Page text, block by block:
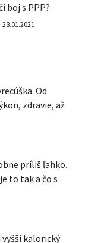
boj s PPP?
28.01.2021
Od
zdravie, až
príliš ľahko.
to tak a čo s
vyšší kalorický